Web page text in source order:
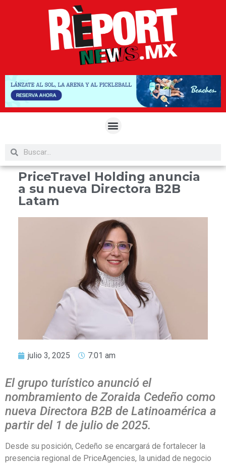
PriceTravel Holding anuncia
a su nueva Directora B2B
Latam
julio 3, 2025 7:01 am
El grupo turístico anunció el
nombramiento de Zoraida Cedeño como
nueva Directora B2B de Latinoamérica a
partir del 1 de julio de 2025.
Desde su posición, Cedeño se encargará de fortalecer la
presencia regional de PriceAgencies, la unidad de negocio